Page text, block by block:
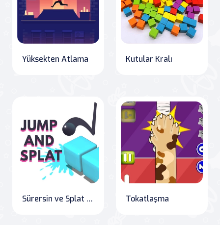
Yüksekten Atlama Kutular Kralı
Sürersin ve Splat Yappersin Tokatlaşma